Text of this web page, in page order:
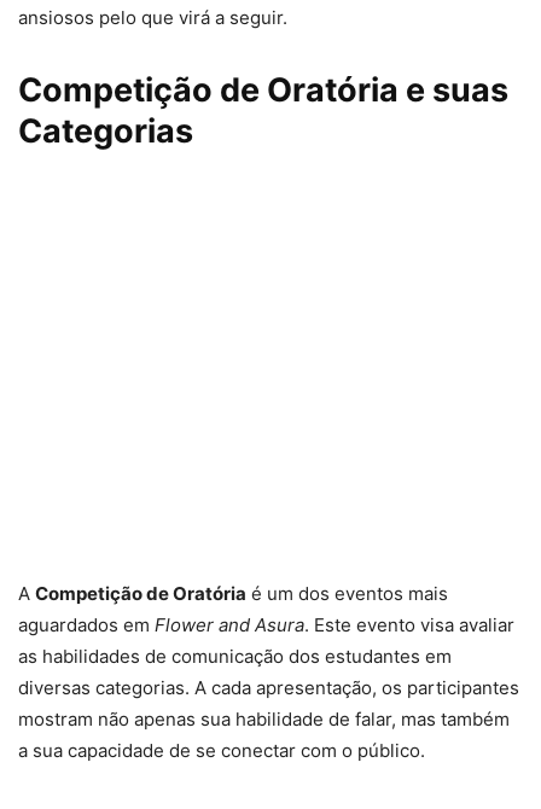
ansiosos pelo que virá a seguir.
Competição de Oratória e suas
Categorias
A Competição de Oratória é um dos eventos mais
aguardados em Flower and Asura. Este evento visa avaliar
as habilidades de comunicação dos estudantes em
diversas categorias. A cada apresentação, os participantes
mostram não apenas sua habilidade de falar, mas também
a sua capacidade de se conectar com o público.